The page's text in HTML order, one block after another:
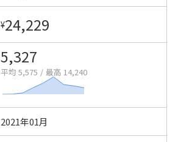
¥24,229
5,327
平均 5,575 / 最高 14,240
2021年01月